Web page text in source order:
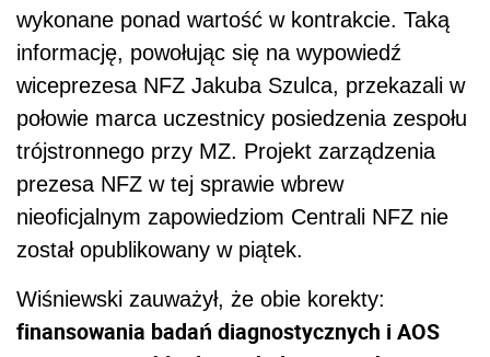
wykonane ponad wartość w kontrakcie. Taką
informację, powołując się na wypowiedź
wiceprezesa NFZ Jakuba Szulca, przekazali w
połowie marca uczestnicy posiedzenia zespołu
trójstronnego przy MZ. Projekt zarządzenia
prezesa NFZ w tej sprawie wbrew
nieoficjalnym zapowiedziom Centrali NFZ nie
został opublikowany w piątek.
Wiśniewski zauważył, że obie korekty:
finansowania badań diagnostycznych i AOS